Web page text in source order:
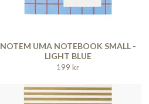
NOTEM UMA NOTEBOOK SMALL -
LIGHT BLUE
199 kr